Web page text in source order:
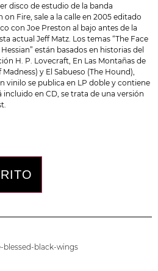
disco de estudio de la banda
on Fire, sale a la calle en 2005 editado
con Joe Preston al bajo antes de la
actual Jeff Matz. Los temas “The Face
están basados en historias del
H. P. Lovecraft, En Las Montañas de
y El Sabueso (The Hound),
vinilo se publica en LP doble y contiene
en CD, se trata de una versión
.
blessed-black-wings